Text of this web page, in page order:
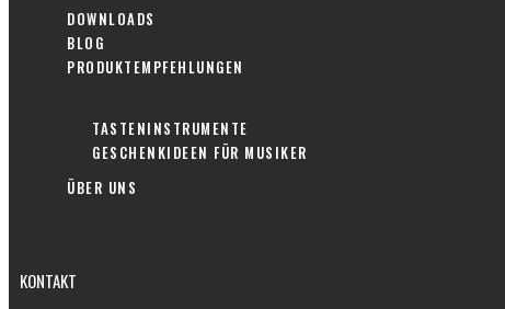
DOWNLOADS
BLOG
PRODUKTEMPFEHLUNGEN
TASTENINSTRUMENTE
GESCHENKIDEEN FÜR MUSIKER
ÜBER UNS
KONTAKT